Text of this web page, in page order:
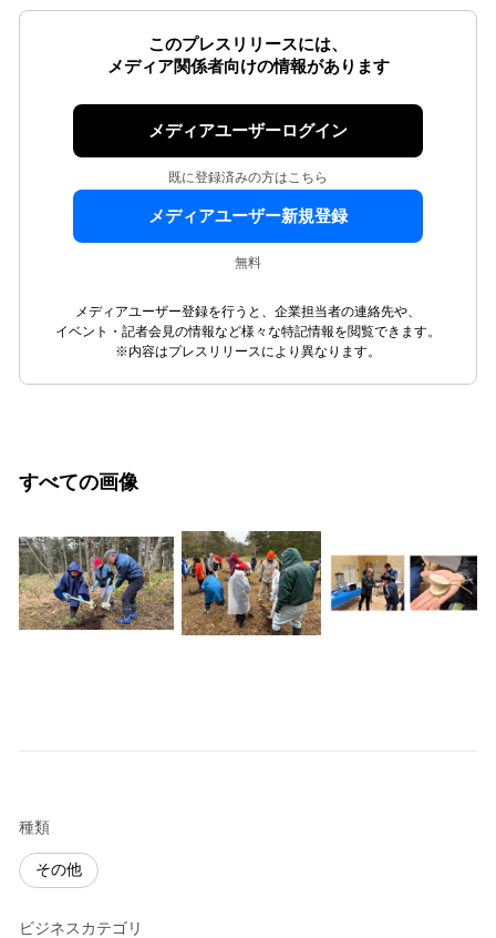
このプレスリリースには、
メディア関係者向けの情報があります
メディアユーザーログイン
既に登録済みの方はこちら
メディアユーザー新規登録
無料
メディアユーザー登録を行うと、企業担当者の連絡先や、
イベント・記者会見の情報など様々な特記情報を閲覧できます。
※内容はプレスリリースにより異なります。
すべての画像
種類
その他
ビジネスカテゴリ